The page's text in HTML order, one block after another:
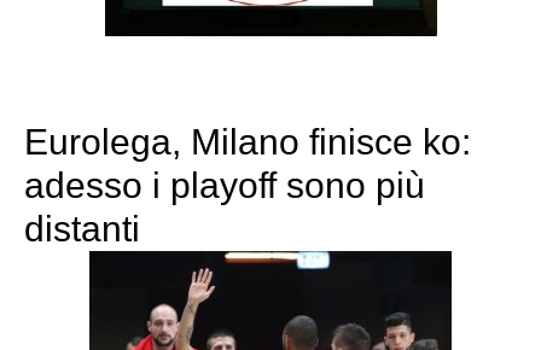
Eurolega, Milano finisce ko:
adesso i playoff sono più
distanti